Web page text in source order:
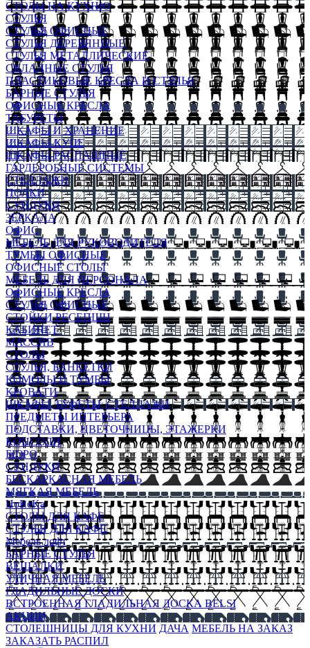
СТОЛЫ НА КУХНЮ
СТУЛЬЯ
СТУЛЬЯ ОФИСНЫЕ
СТУЛЬЯ ДЕРЕВЯННЫЕ
СТУЛЬЯ МЕТАЛЛИЧЕСКИЕ
СКЛАДНЫЕ СТУЛЬЯ
ПЛАСТИКОВЫЕ КРЕСЛА И СТУЛЬЯ
БАРНЫЕ СТУЛЬЯ
ОФИСНЫЕ КРЕСЛА
ТАБУРЕТЫ
ШКАФЫ И ХРАНЕНИЕ
ШКАФЫ-КУПЕ
ШКАФЫ-РАСПАШНЫЕ
ГАРДЕРОБНЫЕ СИСТЕМЫ
СТЕЛЛАЖИ
ПОЛКИ
СУНДУКИ
ЗЕРКАЛА
ОФИС
МЕБЕЛЬ ДЛЯ РУКОВОДИТЕЛЯ
ТУМБЫ ОФИСНЫЕ
ОФИСНЫЕ СТОЛЫ
МЕБЕЛЬ ДЛЯ ПЕРСОНАЛА
ОФИСНЫЕ КРЕСЛА
СТУЛЬЯ ОФИСНЫЕ
СТОЙКИ РЕСЕПШН
КАБИНЕТ
МАССИВ
СТОЛЫ
СТУЛЬЯ, БАНКЕТКИ
КОМОДЫ И ТУМБЫ
КРОВАТИ
ШКАФЫ, БУФЕТЫ, СТЕЛЛАЖИ
ПРЕДМЕТЫ ИНТЕРЬЕРА
ПОДСТАВКИ, ЦВЕТОЧНИЦЫ, ЭТАЖЕРКИ
КОНСОЛИ
БЮРО
СУНДУКИ
БЕСКАРКАСНАЯ МЕБЕЛЬ
МЯГКАЯ МЕБЕЛЬ
HoReKa
СТОЛЫ ДЛЯ КАФЕ
СТУЛЬЯ ДЛЯ КАФЕ
Мебель лофт
БАРНЫЕ СТУЛЬЯ
ВЕШАЛКИ
УЛИЧНАЯ МЕБЕЛЬ
ГЛАДИЛЬНЫЕ ДОСКИ
ВСТРОЕННАЯ ГЛАДИЛЬНАЯ ДОСКА BELSI
АКЦИИ
СТОЛЕШНИЦЫ ДЛЯ КУХНИ ДАЧА МЕБЕЛЬ НА ЗАКАЗ
ЗАКАЗАТЬ РАСПИЛ